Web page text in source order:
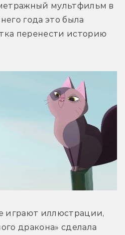
мультфильм в
года это была
перенести историю
играют иллюстрации,
дракона» сделала